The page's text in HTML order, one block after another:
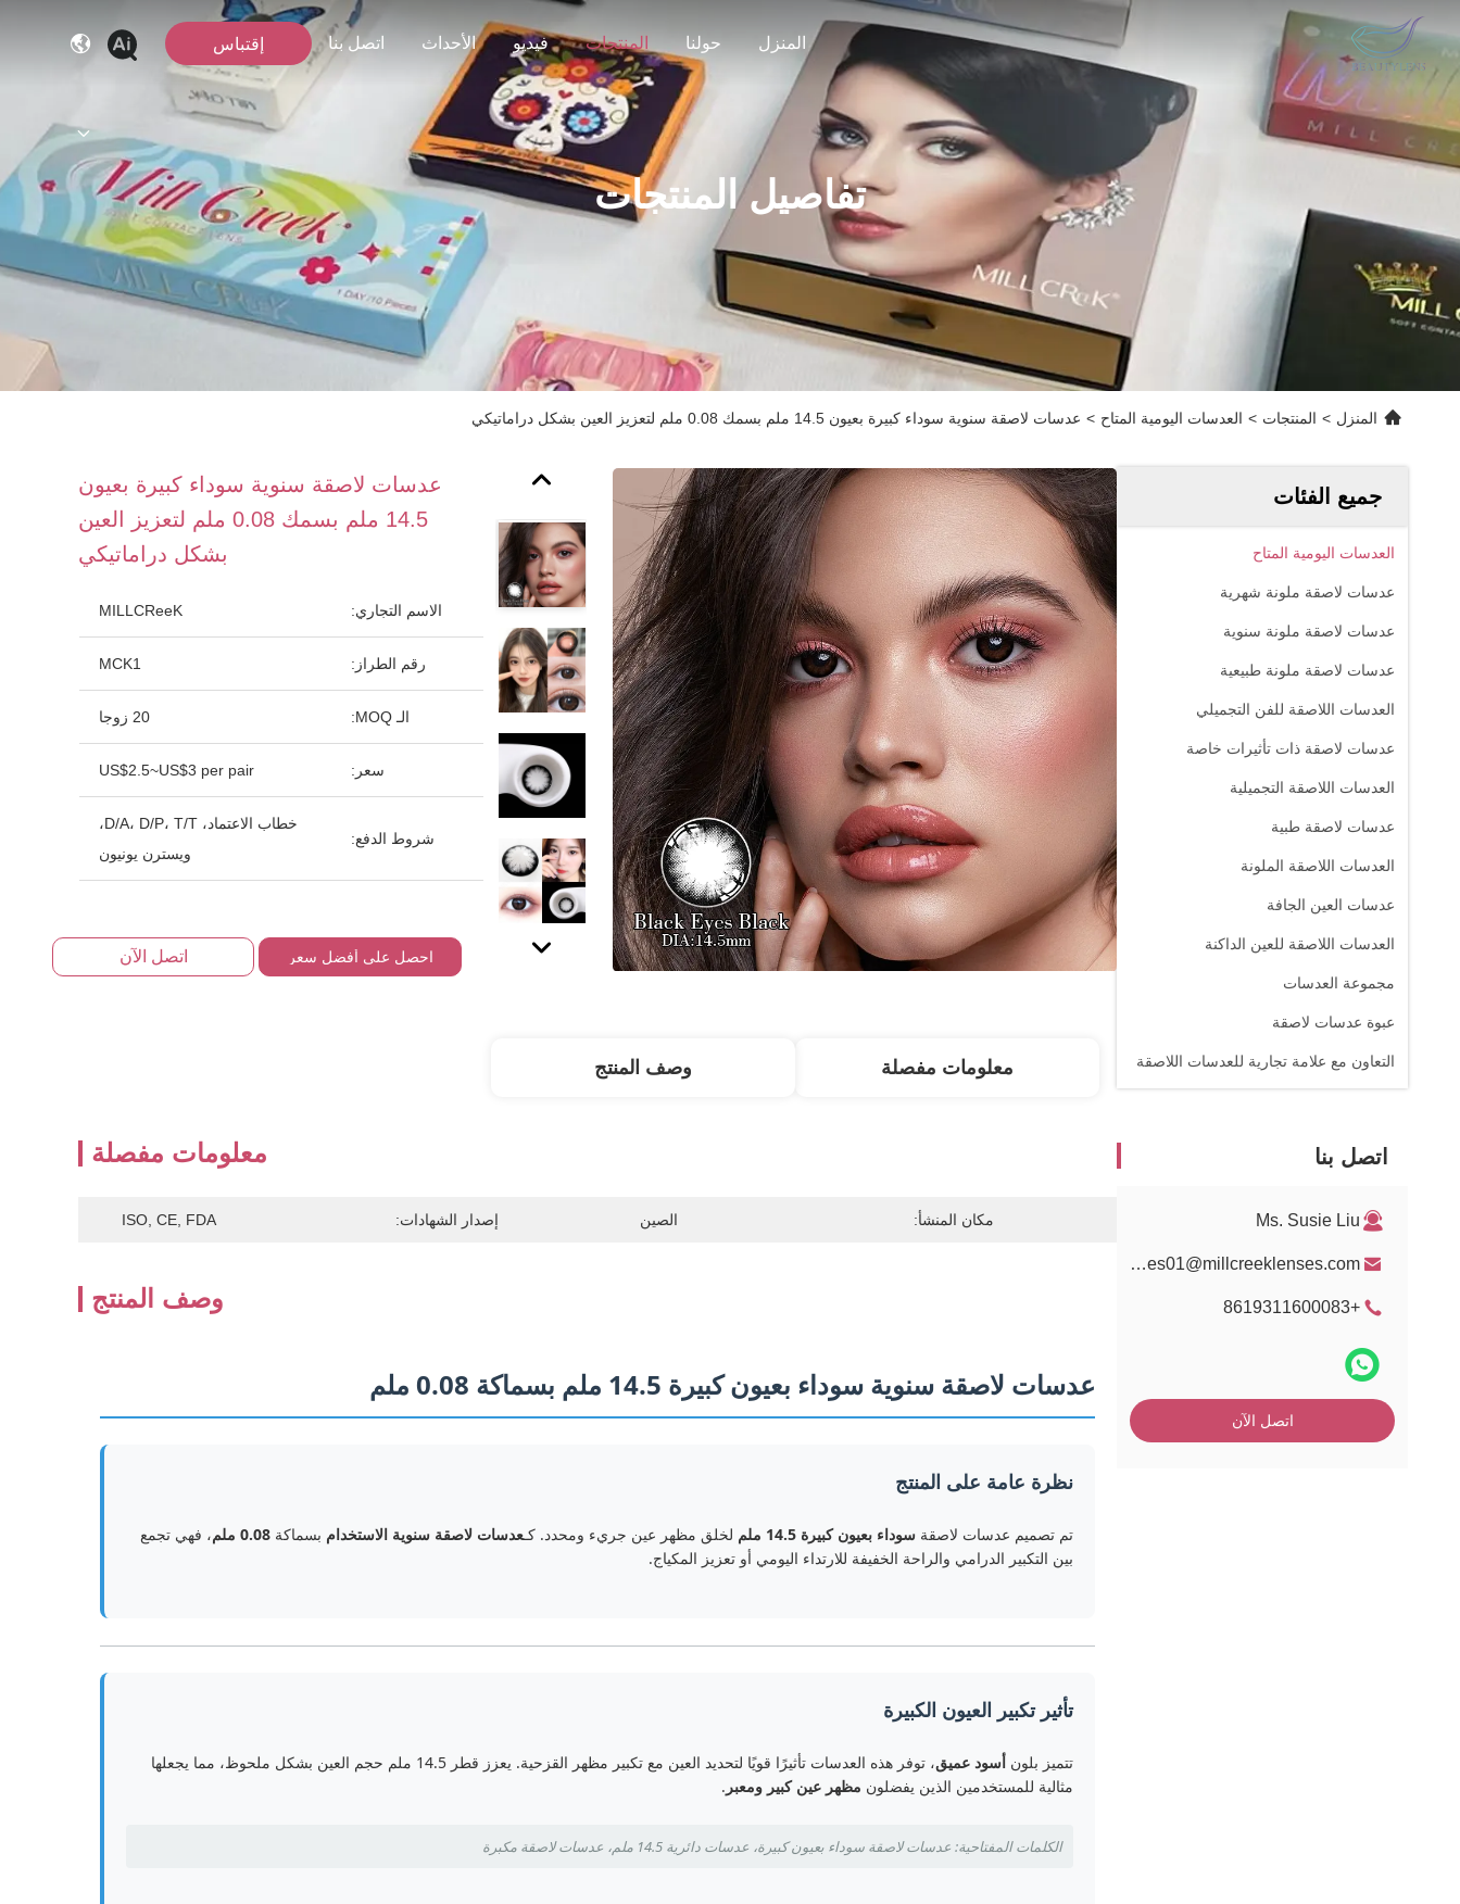
المنزل حولنا المنتجات فيديو الأحداث اتصل بنا إقتباس
تفاصيل المنتجات
المنزل > المنتجات > العدسات اليومية المتاح > عدسات لاصقة سنوية سوداء كبيرة بعيون 14.5 ملم بسمك 0.08 ملم لتعزيز العين بشكل دراماتيكي
جميع الفئات
العدسات اليومية المتاح
عدسات لاصقة ملونة شهرية
عدسات لاصقة ملونة سنوية
عدسات لاصقة ملونة طبيعية
العدسات اللاصقة للفن التجميلي
عدسات لاصقة ذات تأثيرات خاصة
العدسات اللاصقة التجميلية
عدسات لاصقة طبية
العدسات اللاصقة الملونة
عدسات العين الجافة
العدسات اللاصقة للعين الداكنة
مجموعة العدسات
عبوة عدسات لاصقة
التعاون مع علامة تجارية للعدسات اللاصقة
اتصل بنا
Ms. Susie Liu
sales01@millcreeklenses.com
+8619311600083
اتصل الآن
عدسات لاصقة سنوية سوداء كبيرة بعيون
14.5 ملم بسمك 0.08 ملم لتعزيز العين
بشكل دراماتيكي
الاسم التجاري: MILLCReeK
رقم الطراز: MCK1
الـ MOQ: 20 زوجا
سعر: US$2.5~US$3 per pair
شروط الدفع:
خطاب الاعتماد، D/A، D/P، T/T،
ويسترن يونيون
احصل على أفضل سعر اتصل الآن
معلومات مفصلة وصف المنتج
معلومات مفصلة
مكان المنشأ: الصين إصدار الشهادات: ISO, CE, FDA
وصف المنتج
عدسات لاصقة سنوية سوداء بعيون كبيرة 14.5 ملم بسماكة 0.08 ملم
نظرة عامة على المنتج
تم تصميم عدسات لاصقة سوداء بعيون كبيرة 14.5 ملم لخلق مظهر عين جريء ومحدد. كـعدسات لاصقة سنوية الاستخدام بسماكة 0.08 ملم
، فهي تجمع
بين التكبير الدرامي والراحة الخفيفة للارتداء اليومي أو تعزيز المكياج.
تأثير تكبير العيون الكبيرة
تتميز بلون أسود عميق
، توفر هذه العدسات تأثيرًا قويًا لتحديد العين مع تكبير مظهر القزحية. يعزز قطر 14.5 ملم حجم العين بشكل ملحوظ، مما يجعلها
مثالية للمستخدمين الذين يفضلون مظهر عين كبير ومعبر .
الكلمات المفتاحية: عدسات لاصقة سوداء بعيون كبيرة، عدسات دائرية 14.5 ملم، عدسات لاصقة مكبرة